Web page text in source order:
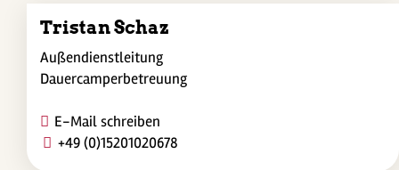
Tristan Schaz
Außendienstleitung
Dauercamperbetreuung
E-Mail schreiben
+49 (0)15201020678